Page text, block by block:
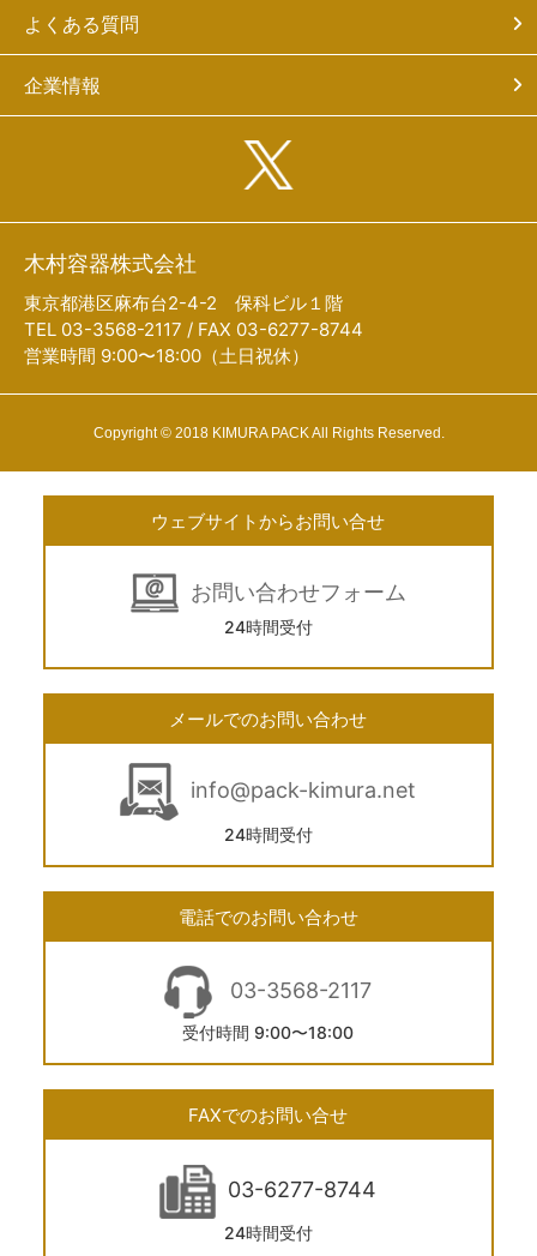
よくある質問
企業情報
木村容器株式会社
東京都港区麻布台2-4-2 保科ビル１階
TEL 03-3568-2117 / FAX 03-6277-8744
営業時間 9:00〜18:00（土日祝休）
Copyright © 2018 KIMURA PACK All Rights Reserved.
ウェブサイトからお問い合せ
お問い合わせフォーム
24時間受付
メールでのお問い合わせ
info@pack-kimura.net
24時間受付
電話でのお問い合わせ
03-3568-2117
受付時間 9:00〜18:00
FAXでのお問い合せ
03-6277-8744
24時間受付